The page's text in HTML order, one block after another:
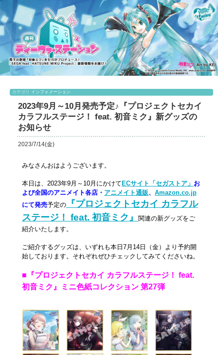
カテゴリ インフォメーション
2023年9月～10月発売予定♪『プロジェクトセカイ
カラフルステージ！ feat. 初音ミク』新グッズの
お知らせ
2023/7/14(金)
みなさんおはようございます。
本日は、2023年9月～10月にかけて ECサイト「セガストア」 お
よび全国のアニメイト各店・ アニメイト通販、 Amazon.co.jp
にて発売予定の
『プロジェクトセカイ カラフル
ステージ！ feat. 初音ミク』
関連の新グッズをご
紹介いたします。
ご紹介するグッズは、いずれも本日7月14日（金）より予約開
始しております。それぞれぜひチェックしてみてくださいね。
■『プロジェクトセカイ カラフルステージ！ feat.
初音ミク』ミニ色紙コレクション 第27弾